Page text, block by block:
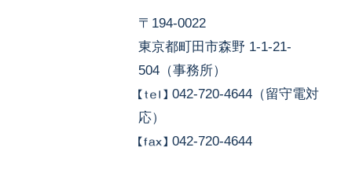
〒194-0022
東京都町田市森野 1-1-21-
504（事務所）
042-720-4644（留守電対
応）
042-720-4644